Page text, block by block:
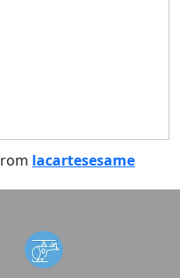
lacartesesame